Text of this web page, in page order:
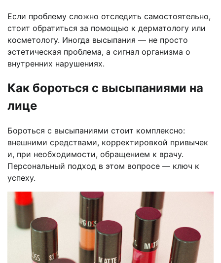
Если проблему сложно отследить самостоятельно,
стоит обратиться за помощью к дерматологу или
косметологу. Иногда высыпания — не просто
эстетическая проблема, а сигнал организма о
внутренних нарушениях.
Как бороться с высыпаниями на
лице
Бороться с высыпаниями стоит комплексно:
внешними средствами, корректировкой привычек
и, при необходимости, обращением к врачу.
Персональный подход в этом вопросе — ключ к
успеху.